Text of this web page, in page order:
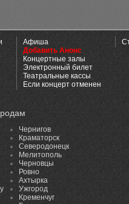
Афиша
Добавить Анонс
Концертные залы
Электронный билет
Театральные кассы
Если концерт отменен
Чернигов
Краматорск
Северодонецк
Мелитополь
Черновцы
Ровно
Ахтырка
Ужгород
Кременчуг